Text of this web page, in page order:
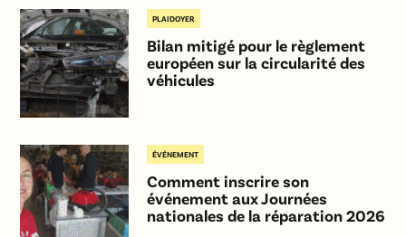
PLAIDOYER
Bilan mitigé pour le règlement
européen sur la circularité des
véhicules
ÉVÉNEMENT
Comment inscrire son
événement aux Journées
nationales de la réparation 2026